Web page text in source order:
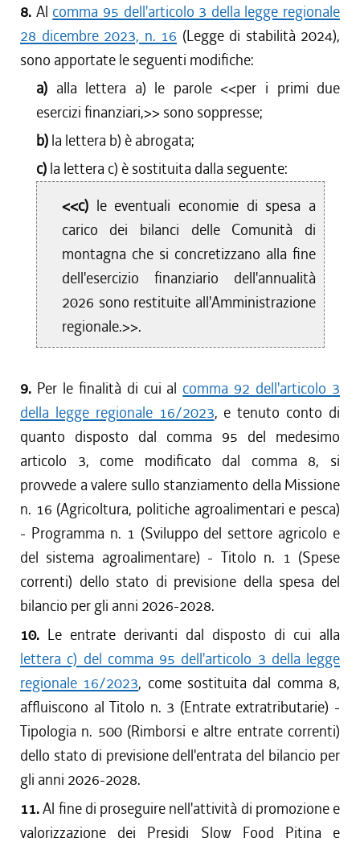
8. Al comma 95 dell'articolo 3 della legge regionale
28 dicembre 2023, n. 16 (Legge di stabilità 2024),
sono apportate le seguenti modifiche:
a) alla lettera a) le parole <<per i primi due
esercizi finanziari,>> sono soppresse;
b) la lettera b) è abrogata;
c) la lettera c) è sostituita dalla seguente:
<<c) le eventuali economie di spesa a
carico dei bilanci delle Comunità di
montagna che si concretizzano alla fine
dell'esercizio finanziario dell'annualità
2026 sono restituite all'Amministrazione
regionale.>>.
9. Per le finalità di cui al comma 92 dell'articolo 3
della legge regionale 16/2023, e tenuto conto di
quanto disposto dal comma 95 del medesimo
articolo 3, come modificato dal comma 8, si
provvede a valere sullo stanziamento della Missione
n. 16 (Agricoltura, politiche agroalimentari e pesca)
- Programma n. 1 (Sviluppo del settore agricolo e
del sistema agroalimentare) - Titolo n. 1 (Spese
correnti) dello stato di previsione della spesa del
bilancio per gli anni 2026-2028.
10. Le entrate derivanti dal disposto di cui alla
lettera c) del comma 95 dell'articolo 3 della legge
regionale 16/2023, come sostituita dal comma 8,
affluiscono al Titolo n. 3 (Entrate extratributarie) -
Tipologia n. 500 (Rimborsi e altre entrate correnti)
dello stato di previsione dell'entrata del bilancio per
gli anni 2026-2028.
11.Al fine di proseguire nell'attività di promozione e
valorizzazione dei Presidi Slow Food Pitina e